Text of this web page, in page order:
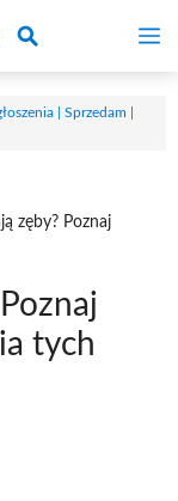
| Sprzedam |
zęby? Poznaj
tych